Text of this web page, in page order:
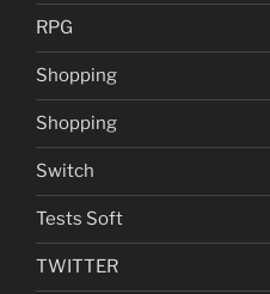
RPG
Shopping
Shopping
Switch
Tests Soft
TWITTER